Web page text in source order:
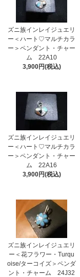
ズニ族インレイジュエリ
ー＜ハート♡マルチカラ
ー＞ペンダント・チャー
ム 22A10
3,900円(税込)
ズニ族インレイジュエリ
ー＜ハート♡マルチカラ
ー＞ペンダント・チャー
ム 22A16
3,900円(税込)
ズニ族インレイジュエリ
ー＜花フラワー・Turqu
oise/ターコイズ＞ペンダ
ント・チャーム 24J32